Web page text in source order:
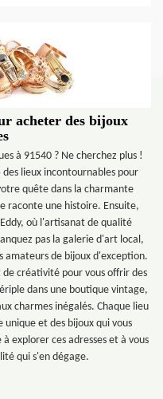
acheter des bijoux
à 91540 ? Ne cherchez plus !
lieux incontournables pour
quête dans la charmante
raconte une histoire. Ensuite,
où l'artisanat de qualité
pas la galerie d'art local,
amateurs de bijoux d'exception.
créativité pour vous offrir des
dans une boutique vintage,
charmes inégalés. Chaque lieu
et des bijoux qui vous
explorer ces adresses et à vous
qui s'en dégage.